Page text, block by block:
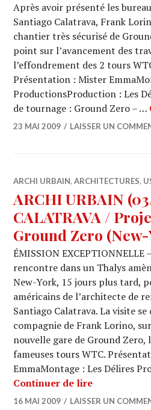
Après avoir présenté les
Santiago Calatrava, Frank
chantier très sécurisé de
point sur l’avancement des
l’effondrement des 2 tours
Présentation : Mister
ProductionsProduction : Les
de tournage : Ground Zero – …
23 MAI 2009 LAISSER UN
ARCHI URBAIN,ARCHITECTURES,
ARCHI URBAIN
CALATRAVA /
Ground Zero
ÉMISSION
rencontre dans un Thalys
New-York, 15 jours plus tard,
américains de l’architecte de
Santiago Calatrava. La visite
compagnie de Frank Lorino,
nouvelle gare de Ground Zero,
fameuses tours WTC.
EmmaMontage : Les Délires
Continuer de lireARCHI
16 MAI 2009 LAISSER UN